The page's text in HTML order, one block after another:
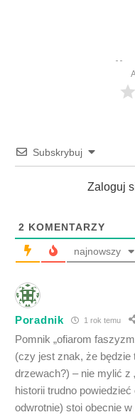
Subskrybuj
Zaloguj
2 KOMENTARZY
najnowszy
Poradnik 1 rok temu
Pomnik „ofiarom
(czy jest znak, że
drzewach?) – nie mylić z
historii trudno
odwrotnie) stoi obecnie